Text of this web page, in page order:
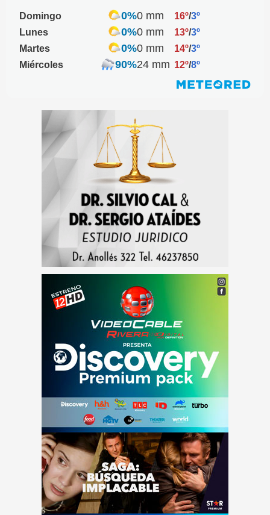
Domingo 0%0 mm 16º/3º
Lunes
0%0 mm 13º/3º
Martes
0%0 mm 14º/3º
Miércoles
90%24 mm 12º/8º